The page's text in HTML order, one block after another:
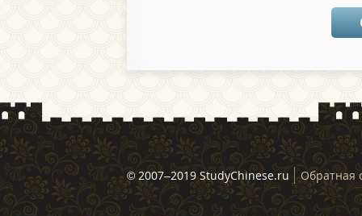
© 2007–2019 StudyChinese.ru Обратная